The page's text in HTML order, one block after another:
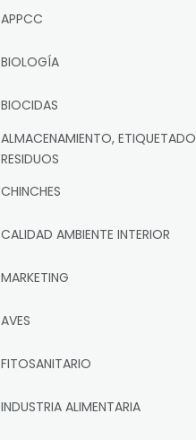
APPCC
BIOLOGÍA
BIOCIDAS
ALMACENAMIENTO,
RESIDUOS
CHINCHES
CALIDAD AMBIENTE INTERIOR
MARKETING
AVES
FITOSANITARIO
INDUSTRIA ALIMENTARIA